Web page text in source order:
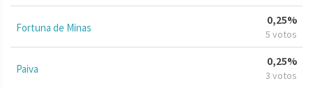
Fortuna de Minas
0,25%
5 votos
Paiva
0,25%
3 votos